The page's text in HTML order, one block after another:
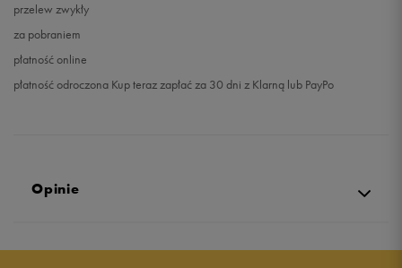
przelew zwykły
za pobraniem
płatność online
płatność odroczona Kup teraz zapłać za 30 dni z Klarną lub PayPo
Opinie
4.8